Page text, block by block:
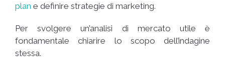
plan e definire strategie di marketing.
Per svolgere un’analisi di mercato utile è
fondamentale chiarire lo scopo dell’indagine
stessa.